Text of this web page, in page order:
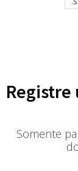
Registre
Somente